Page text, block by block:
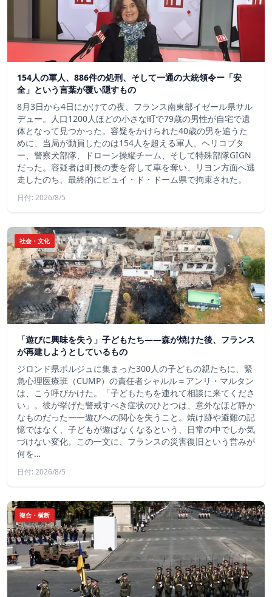
154人の軍人、886件の処刑、そして一通の大統領令ー「安
全」という言葉が覆い隠すもの
8月3日から4日にかけての夜、フランス南東部イゼール県サル
デュー。人口1200人ほどの小さな町で79歳の男性が自宅で遺
体となって見つかった。容疑をかけられた40歳の男を追うた
めに、当局が動員したのは154人を超える軍人、ヘリコプタ
ー、警察犬部隊、ドローン操縦チーム、そして特殊部隊GIGN
だった。容疑者は町長の妻を脅して車を奪い、リヨン方面へ逃
走したのち、最終的にピュイ・ド・ドーム県で拘束された。
日付: 2026/8/5
社会・文化
「遊びに興味を失う」子どもたち——森が焼けた後、フランス
が再建しようとしているもの
ジロンド県ポルジュに集まった300人の子どもの親たちに、緊
急心理医療班（CUMP）の責任者シャルル＝アンリ・マルタン
は、こう呼びかけた。「子どもたちを連れて相談に来てくださ
い」。彼が挙げた警戒すべき症状のひとつは、意外なほど静か
なものだった――遊びへの関心を失うこと。焼け跡や避難の記
憶ではなく、子どもが遊ばなくなるという、日常の中でしか気
づけない変化。この一文に、フランスの災害復旧という営みが
何を…
日付: 2026/8/5
複合・横断